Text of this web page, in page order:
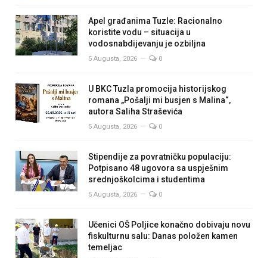
Apel građanima Tuzle: Racionalno
koristite vodu – situacija u
vodosnabdijevanju je ozbiljna
5 Augusta, 2026 0
U BKC Tuzla promocija historijskog
romana „Pošalji mi busjen s Malina“,
autora Saliha Straševića
5 Augusta, 2026 0
Stipendije za povratničku populaciju:
Potpisano 48 ugovora sa uspješnim
srednjoškolcima i studentima
5 Augusta, 2026 0
Učenici OŠ Poljice konačno dobivaju novu
fiskulturnu salu: Danas položen kamen
temeljac